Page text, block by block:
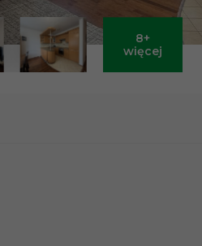
8+
więcej